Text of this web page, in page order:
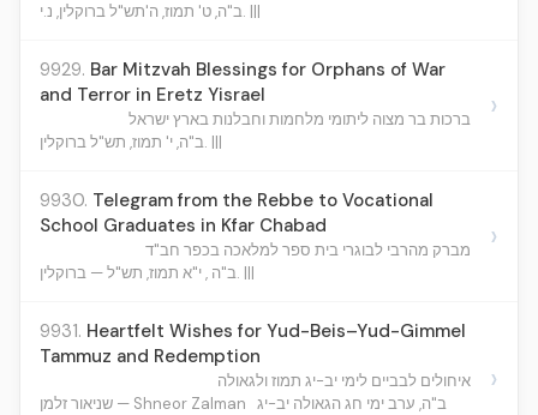
ב"ה, ט' תמוז, ה'תש"ל ברוקלין, נ.י. |||
9929. Bar Mitzvah Blessings for Orphans of War
and Terror in Eretz Yisrael
ברכות בר מצוה ליתומי מלחמות וחבלנות בארץ ישראל
ב"ה, י' תמוז, תש"ל ברוקלין. |||
›
9930. Telegram from the Rebbe to Vocational
School Graduates in Kfar Chabad
מברק מהרבי לבוגרי בית ספר למלאכה בכפר חב"ד
ב"ה , י"א תמוז, תש"ל — ברוקלין. |||
›
9931. Heartfelt Wishes for Yud-Beis–Yud-Gimmel
Tammuz and Redemption
איחולים לבביים לימי יב-יג תמוז ולגאולה
שניאור זלמן — Shneor Zalman ב"ה, ערב ימי חג הגאולה יב-יג
›